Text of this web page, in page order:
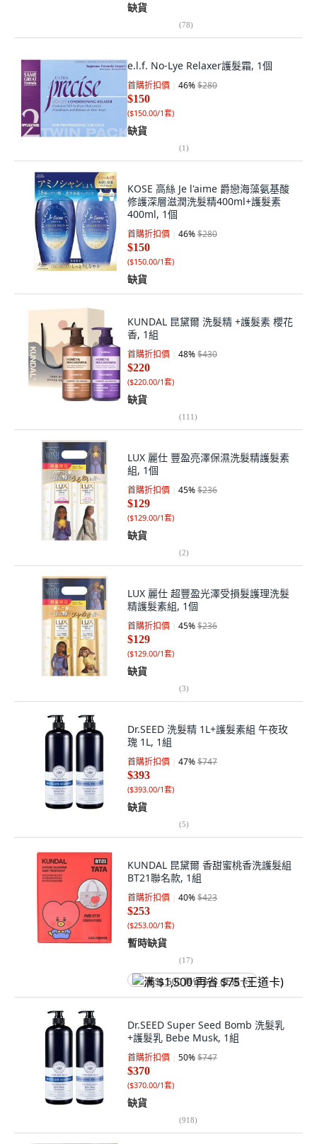
缺貨
(78)
e.l.f. No-Lye Relaxer護髮霜, 1個
首購折扣價 46%$280
$150
($150.00/1套)
缺貨
(1)
KOSE 高絲 Je l'aime 爵戀海藻氨基酸
修護深層滋潤洗髮精400ml+護髮素
400ml, 1個
首購折扣價 46%$280
$150
($150.00/1套)
缺貨
KUNDAL 昆黛爾 洗髮精 +護髮素 櫻花
香, 1組
首購折扣價 48%$430
$220
($220.00/1套)
缺貨
(111)
LUX 麗仕 豐盈亮澤保濕洗髮精護髮素
組, 1個
首購折扣價 45%$236
$129
($129.00/1套)
缺貨
(2)
LUX 麗仕 超豐盈光澤受損髮護理洗髮
精護髮素組, 1個
首購折扣價 45%$236
$129
($129.00/1套)
缺貨
(3)
Dr.SEED 洗髮精 1L+護髮素組 午夜玫
瑰 1L, 1組
首購折扣價 47%$747
$393
($393.00/1套)
缺貨
(5)
KUNDAL 昆黛爾 香甜蜜桃香洗護髮組
BT21聯名款, 1組
首購折扣價 40%$423
$253
($253.00/1套)
暫時缺貨
(17)
满 $1,500 再省 $75 (王道卡)
Dr.SEED Super Seed Bomb 洗髮乳
+護髮乳 Bebe Musk, 1組
首購折扣價 50%$747
$370
($370.00/1套)
缺貨
(918)